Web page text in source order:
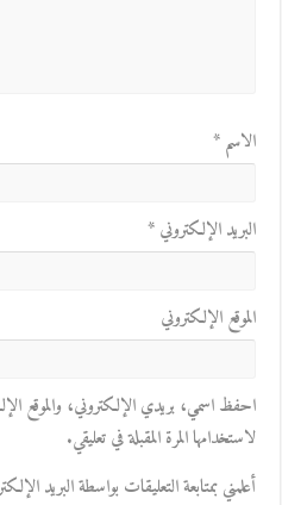
الاسم*
البريد الإلكتروني*
الموقع الإلكتروني
احفظ اسمي، بريدي الإلكتروني، والموقع
لاستخدامها المرة المقبلة في تعليقي.
أعلمني بمتابعة التعليقات بواسطة البريد